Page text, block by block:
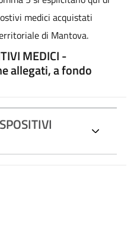
medici acquistati
di Mantova.
MEDICI -
allegati, a fondo